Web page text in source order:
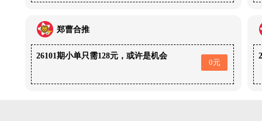
郑曹合推
26101期小单只需128元，或许是机会
0元